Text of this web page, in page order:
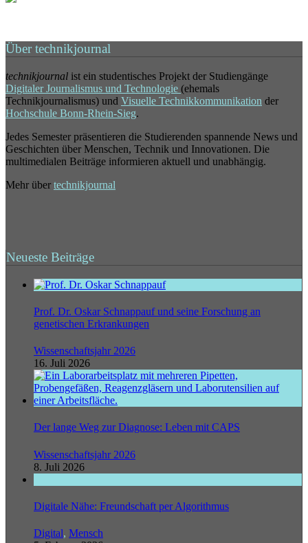
Über technikjournal
technikjournal ist ein studentisches Projekt der Studiengänge
Digitaler Journalismus und Technologie (ehemals
Technikjournalismus) und Visuelle Technikkommunikation der
Hochschule Bonn-Rhein-Sieg.
Jedes Semester präsentieren die Studierenden spannende News und
Geschichten über Menschen, Technik und Innovationen. Die
multimedialen Beiträge informieren aktuell und unabhängig.
Mehr über technikjournal
Neueste Beiträge
Prof. Dr. Oskar Schnappauf und seine Forschung an
genetischen Erkrankungen
Wissenschaftsjahr 2026
16. Juli 2026
Der lange Weg zur Diagnose: Leben mit CAPS
Wissenschaftsjahr 2026
8. Juli 2026
Digitale Nähe: Freundschaft per Algorithmus
Digital, Mensch